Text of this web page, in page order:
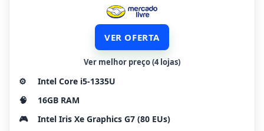
VER OFERTA
Ver melhor preço (4 lojas)
⚙️
Intel Core i5-1335U
🧠
16GB RAM
🎮
Intel Iris Xe Graphics G7 (80 EUs)